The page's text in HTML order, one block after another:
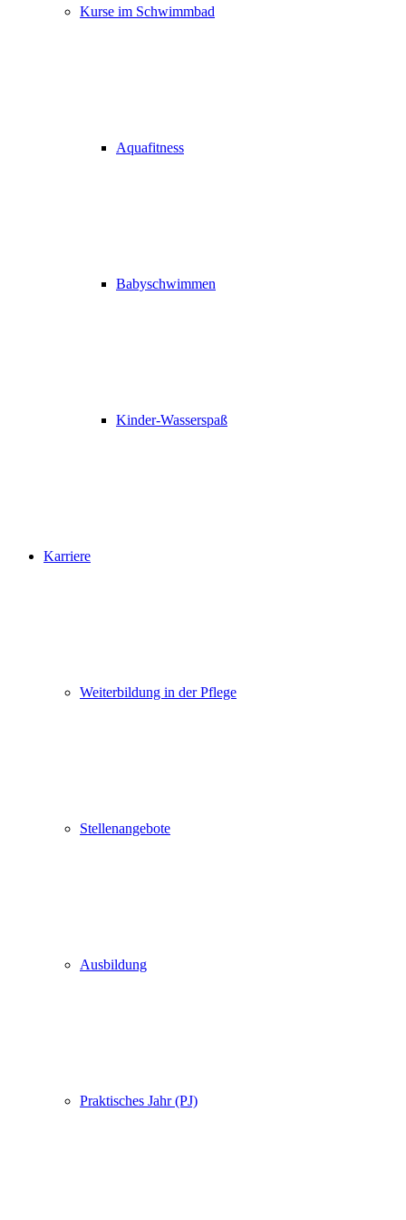
Kurse im Schwimmbad
Aquafitness
Babyschwimmen
Kinder-Wasserspaß
Karriere
Weiterbildung in der Pflege
Stellenangebote
Ausbildung
Praktisches Jahr (PJ)